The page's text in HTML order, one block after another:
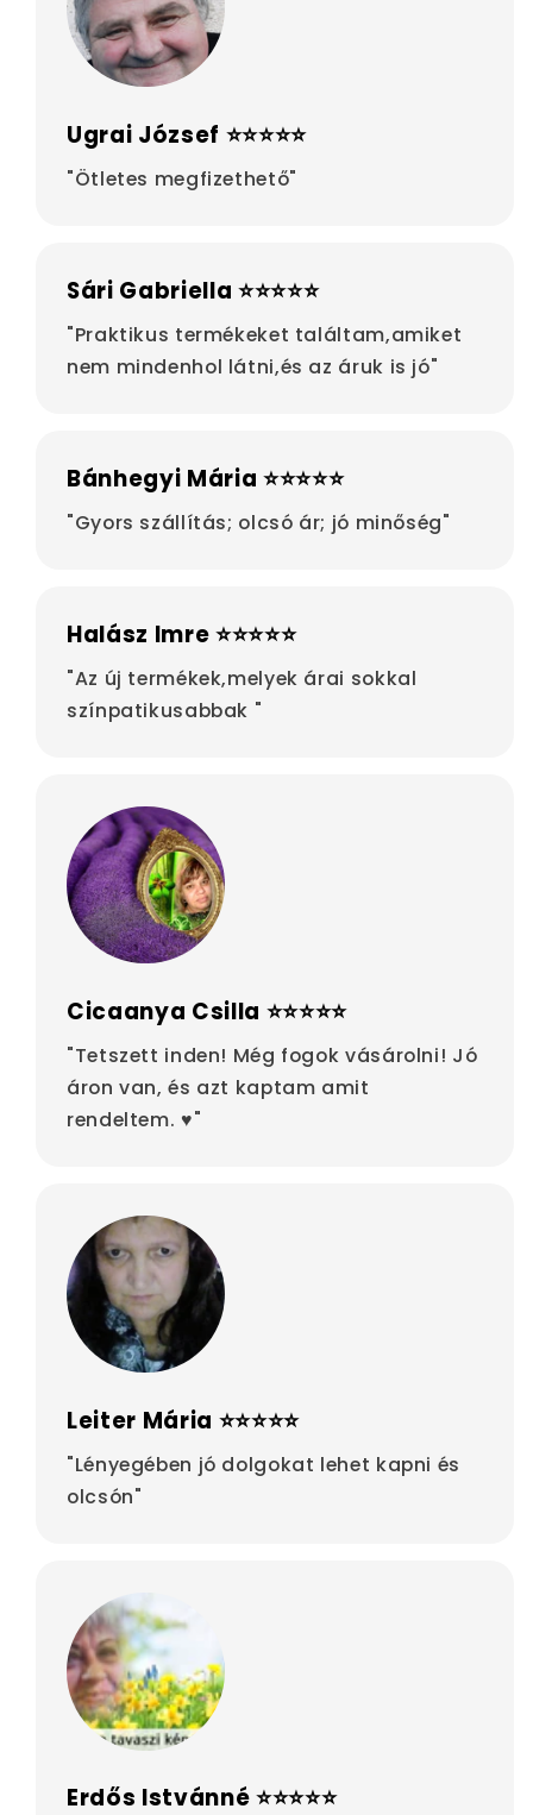
Ugrai József ⭐⭐⭐⭐⭐
"Ötletes megfizethető"
Sári Gabriella ⭐⭐⭐⭐⭐
"Praktikus termékeket találtam,amiket
nem mindenhol látni,és az áruk is jó"
Bánhegyi Mária ⭐⭐⭐⭐⭐
"Gyors szállítás; olcsó ár; jó minőség"
Halász Imre ⭐⭐⭐⭐⭐
"Az új termékek,melyek árai sokkal
színpatikusabbak "
Cicaanya Csilla ⭐⭐⭐⭐⭐
"Tetszett inden! Még fogok vásárolni! Jó
áron van, és azt kaptam amit
rendeltem. ♥"
Leiter Mária ⭐⭐⭐⭐⭐
"Lényegében jó dolgokat lehet kapni és
olcsón"
Erdős Istvánné ⭐⭐⭐⭐⭐